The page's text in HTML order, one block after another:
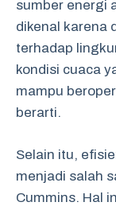
sumber energi
dikenal karena
terhadap
kondisi cuaca
mampu
berarti.
Selain itu,
menjadi salah
Cummins. Hal